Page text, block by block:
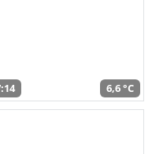
6,6 °C